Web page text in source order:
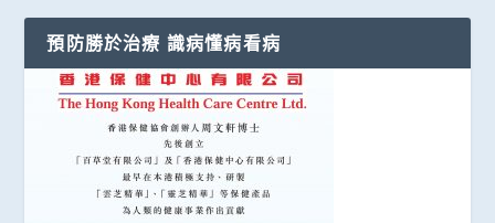
預防勝於治療 識病懂病看病